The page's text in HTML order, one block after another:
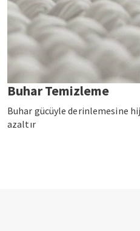
Buhar Temizleme
Buhar gücüyle derinlemesine
azaltır